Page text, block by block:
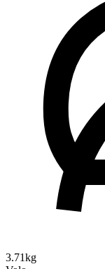
3.71kg